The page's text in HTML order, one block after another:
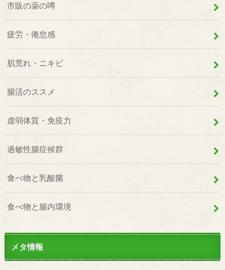
市販の薬の噂
疲労・倦怠感
肌荒れ・ニキビ
腸活のススメ
虚弱体質・免疫力
過敏性腸症候群
食べ物と乳酸菌
食べ物と腸内環境
メタ情報